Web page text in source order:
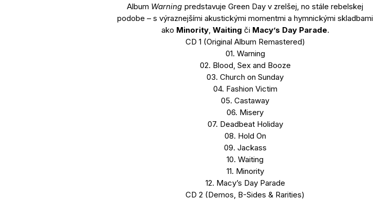
Album Warning predstavuje Green Day v zrelšej, no stále rebelskej
podobe – s výraznejšími akustickými momentmi a hymnickými skladbami
ako Minority, Waiting či Macy’s Day Parade.
CD 1 (Original Album Remastered)
01. Warning
02. Blood, Sex and Booze
03. Church on Sunday
04. Fashion Victim
05. Castaway
06. Misery
07. Deadbeat Holiday
08. Hold On
09. Jackass
10. Waiting
11. Minority
12. Macy’s Day Parade
CD 2 (Demos, B-Sides & Rarities)